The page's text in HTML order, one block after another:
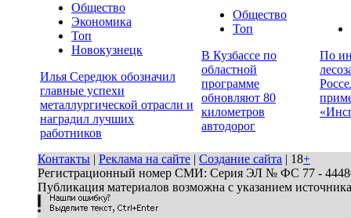
Общество
Экономика
Топ
Новокузнецк
Илья Середюк обозначил
главные успехи
металлургической отрасли и
наградил лучших
работников
Общество
Топ
В Кузбассе по
областной
программе
обновляют 80
километров
автодорог
По
Контакты | Реклама на сайте | Создание сайта | 18+
Регистрационный номер СМИ: Серия ЭЛ № ФС 77 - 44486
Публикация материалов возможна с указанием